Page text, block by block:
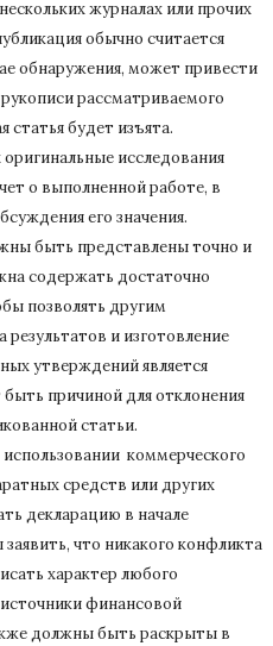
журналах или прочих
обычно считается
обнаружения, может привести
рассматриваемого
статья будет изъята.
исследования
о выполненной работе, в
его значения.
быть представлены точно и
содержать достаточно
позволять другим
результатов и изготовление
утверждений является
причиной для отклонения
статьи.
коммерческого
средств или других
декларацию в начале
что никакого конфликта
характер любого
финансовой
должны быть раскрыты в